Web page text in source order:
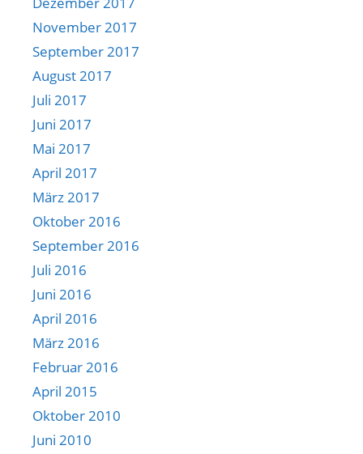
November 2017
September 2017
August 2017
Juli 2017
Juni 2017
Mai 2017
April 2017
März 2017
Oktober 2016
September 2016
Juli 2016
Juni 2016
April 2016
März 2016
Februar 2016
April 2015
Oktober 2010
Juni 2010